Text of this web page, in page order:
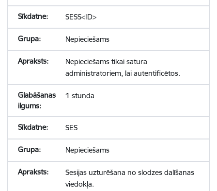
SESS<ID>
Nepieciešams
Nepieciešams tikai satura
administratoriem, lai autentificētos.
1 stunda
SES
Nepieciešams
Sesijas uzturēšana no slodzes dalīšanas
viedokļa.